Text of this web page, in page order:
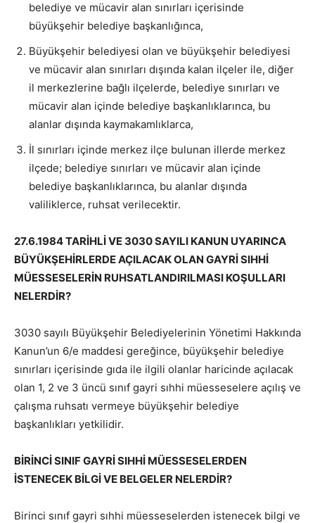
belediye ve mücavir alan sınırları içerisinde
büyükşehir belediye başkanlığınca,
Büyükşehir belediyesi olan ve büyükşehir belediyesi
ve mücavir alan sınırları dışında kalan ilçeler ile, diğer
il merkezlerine bağlı ilçelerde, belediye sınırları ve
mücavir alan içinde belediye başkanlıklarınca, bu
alanlar dışında kaymakamlıklarca,
İl sınırları içinde merkez ilçe bulunan illerde merkez
ilçede; belediye sınırları ve mücavir alan içinde
belediye başkanlıklarınca, bu alanlar dışında
valiliklerce, ruhsat verilecektir.
27.6.1984 TARİHLİ VE 3030 SAYILI KANUN UYARINCA
BÜYÜKŞEHİRLERDE AÇILACAK OLAN GAYRİ SIHHİ
MÜESSESELERİN RUHSATLANDIRILMASI KOŞULLARI
NELERDİR?
3030 sayılı Büyükşehir Belediyelerinin Yönetimi Hakkında
Kanun’un 6/e maddesi gereğince, büyükşehir belediye
sınırları içerisinde gıda ile ilgili olanlar haricinde açılacak
olan 1, 2 ve 3 üncü sınıf gayri sıhhi müesseselere açılış ve
çalışma ruhsatı vermeye büyükşehir belediye
başkanlıkları yetkilidir.
BİRİNCİ SINIF GAYRİ SIHHİ MÜESSESELERDEN
İSTENECEK BİLGİ VE BELGELER NELERDİR?
Birinci sınıf gayri sıhhi müesseselerden istenecek bilgi ve